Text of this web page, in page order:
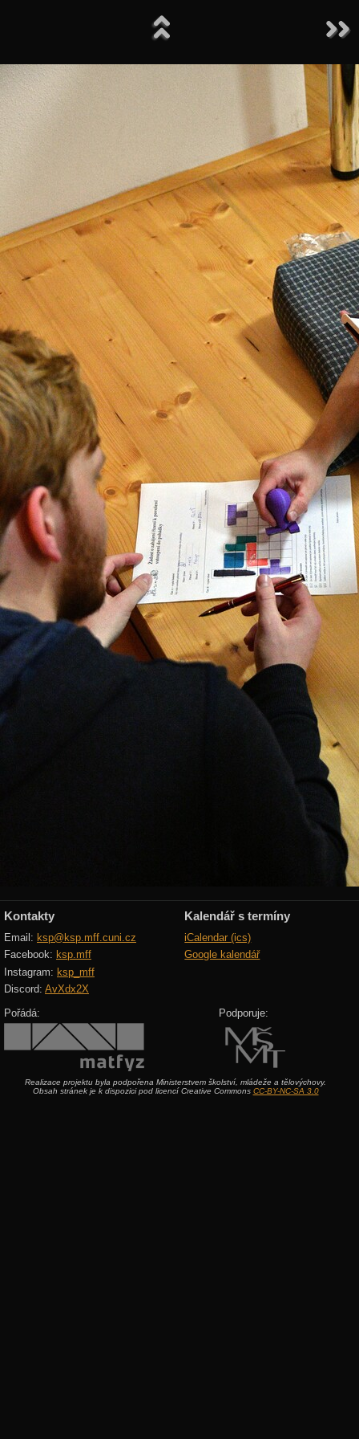
Kontakty
Email: ksp@ksp.mff.cuni.cz
Facebook: ksp.mff
Instagram: ksp_mff
Discord: AvXdx2X
Kalendář s termíny
iCalendar (ics)
Google kalendář
Pořádá: Podporuje:
Realizace projektu byla podpořena Ministerstvem školství, mládeže a tělovýchovy.
Obsah stránek je k dispozici pod licencí Creative Commons CC-BY-NC-SA 3.0